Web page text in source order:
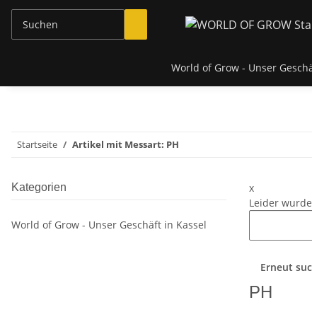
World of Grow - Unser
Startseite Artikel mit Messart: PH
x
Leider
Erneut
PH
Kategorien
World of Grow - Unser Geschäft in Kassel